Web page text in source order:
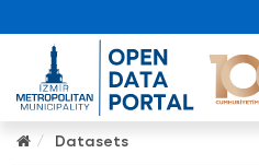
Datasets